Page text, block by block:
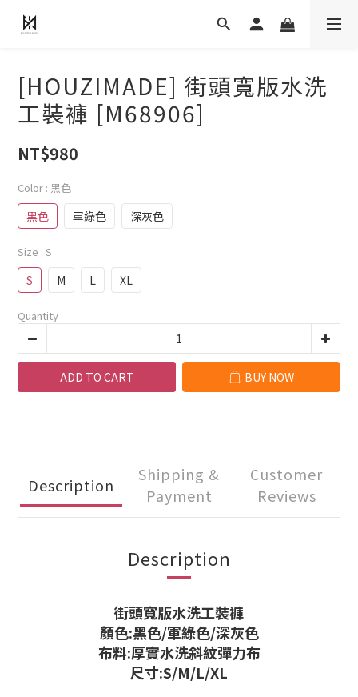
[HOUZIMADE] 街頭寬版水洗
工裝褲 [M68906]
NT$980
Color : 黑色
黑色 軍綠色 深灰色
Size : S
S M L XL
Quantity
ADD TO CART BUY NOW
Description
Shipping &
Payment
Customer
Reviews
Description
街頭寬版水洗工裝褲
顏色:黑色/軍綠色/深灰色
布料:厚實水洗斜紋彈力布
尺寸:S/M/L/XL